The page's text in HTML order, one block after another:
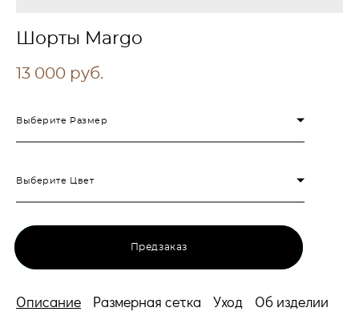
Шорты Margo
13 000 pуб.
Выберите Размер
Выберите Цвет
Предзаказ
Описание Размерная сетка Уход Об изделии